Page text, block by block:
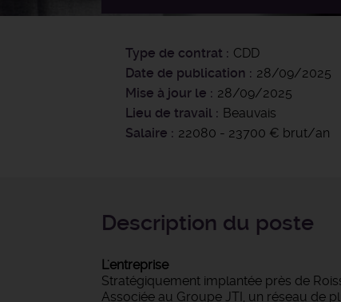
Type de contrat
CDD
Date de publication
28/09/2025
Mise à jour le
28/09/2025
Lieu de travail
Beauvais
Salaire
22080 - 23700 € brut/an
Description du poste
L'entreprise
Stratégiquement implantée près de
Associée au Groupe JTI, un réseau de